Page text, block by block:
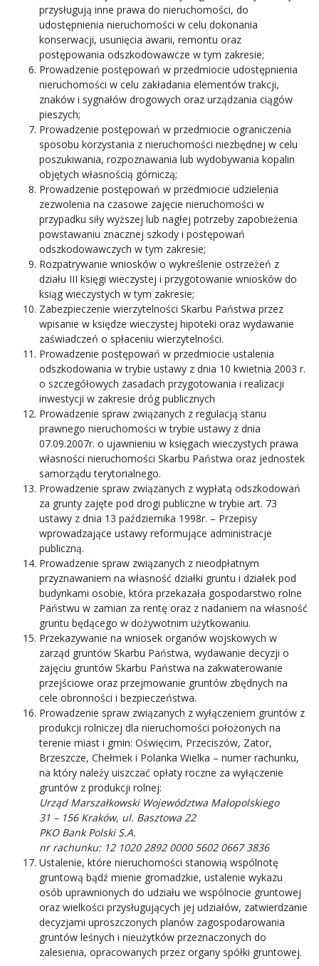
przysługują inne prawa do nieruchomości, do
udostępnienia nieruchomości w celu dokonania
konserwacji, usunięcia awarii, remontu oraz
postępowania odszkodowawcze w tym zakresie;
Prowadzenie postępowań w przedmiocie udostępnienia
nieruchomości w celu zakładania elementów trakcji,
znaków i sygnałów drogowych oraz urządzania ciągów
pieszych;
Prowadzenie postępowań w przedmiocie ograniczenia
sposobu korzystania z nieruchomości niezbędnej w celu
poszukiwania, rozpoznawania lub wydobywania kopalin
objętych własnością górniczą;
Prowadzenie postępowań w przedmiocie udzielenia
zezwolenia na czasowe zajęcie nieruchomości w
przypadku siły wyższej lub nagłej potrzeby zapobieżenia
powstawaniu znacznej szkody i postępowań
odszkodowawczych w tym zakresie;
Rozpatrywanie wniosków o wykreślenie ostrzeżeń z
działu III księgi wieczystej i przygotowanie wniosków do
ksiąg wieczystych w tym zakresie;
Zabezpieczenie wierzytelności Skarbu Państwa przez
wpisanie w księdze wieczystej hipoteki oraz wydawanie
zaświadczeń o spłaceniu wierzytelności.
Prowadzenie postępowań w przedmiocie ustalenia
odszkodowania w trybie ustawy z dnia 10 kwietnia 2003 r.
o szczegółowych zasadach przygotowania i realizacji
inwestycji w zakresie dróg publicznych
Prowadzenie spraw związanych z regulacją stanu
prawnego nieruchomości w trybie ustawy z dnia
07.09.2007r. o ujawnieniu w księgach wieczystych prawa
własności nieruchomości Skarbu Państwa oraz jednostek
samorządu terytorialnego.
Prowadzenie spraw związanych z wypłatą odszkodowań
za grunty zajęte pod drogi publiczne w trybie art. 73
ustawy z dnia 13 października 1998r. – Przepisy
wprowadzające ustawy reformujące administracje
publiczną.
Prowadzenie spraw związanych z nieodpłatnym
przyznawaniem na własność działki gruntu i działek pod
budynkami osobie, która przekazała gospodarstwo rolne
Państwu w zamian za rentę oraz z nadaniem na własność
gruntu będącego w dożywotnim użytkowaniu.
Przekazywanie na wniosek organów wojskowych w
zarząd gruntów Skarbu Państwa, wydawanie decyzji o
zajęciu gruntów Skarbu Państwa na zakwaterowanie
przejściowe oraz przejmowanie gruntów zbędnych na
cele obronności i bezpieczeństwa.
Prowadzenie spraw związanych z wyłączeniem gruntów z
produkcji rolniczej dla nieruchomości położonych na
terenie miast i gmin: Oświęcim, Przeciszów, Zator,
Brzeszcze, Chełmek i Polanka Wielka – numer rachunku,
na który należy uiszczać opłaty roczne za wyłączenie
gruntów z produkcji rolnej:
Urząd Marszałkowski Województwa Małopolskiego
31 – 156 Kraków, ul. Basztowa 22
PKO Bank Polski S.A.
nr rachunku: 12 1020 2892 0000 5602 0667 3836
Ustalenie, które nieruchomości stanowią wspólnotę
gruntową bądź mienie gromadzkie, ustalenie wykazu
osób uprawnionych do udziału we wspólnocie gruntowej
oraz wielkości przysługujących jej udziałów, zatwierdzanie
decyzjami uproszczonych planów zagospodarowania
gruntów leśnych i nieużytków przeznaczonych do
zalesienia, opracowanych przez organy spółki gruntowej.